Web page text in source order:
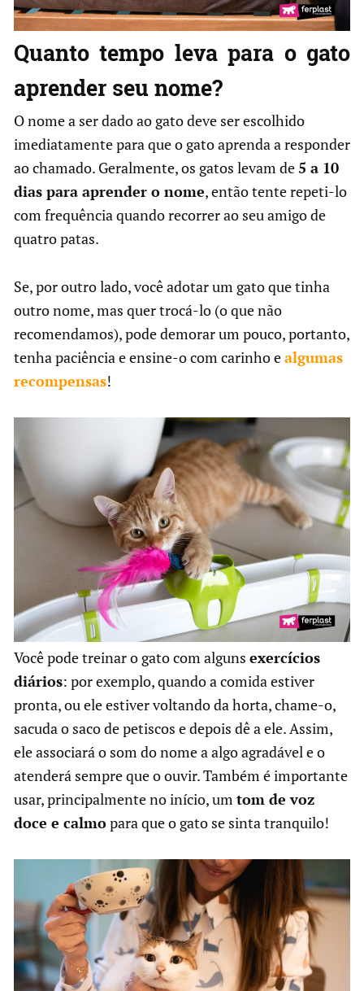
Quanto tempo leva para o gato
aprender seu nome?
O nome a ser dado ao gato deve ser escolhido
imediatamente para que o gato aprenda a responder
ao chamado. Geralmente, os gatos levam de5 a 10
dias para aprender o nome, então tente repeti-lo
com frequência quando recorrer ao seu amigo de
quatro patas.
Se, por outro lado, você adotar um gato que tinha
outro nome, mas quer trocá-lo (o que não
recomendamos), pode demorar um pouco, portanto,
tenha paciência e ensine-o com carinho ealgumas
recompensas!
Você pode treinar o gato com alguns exercícios
diários: por exemplo, quando a comida estiver
pronta, ou ele estiver voltando da horta, chame-o,
sacuda o saco de petiscos e depois dê a ele. Assim,
ele associará o som do nome a algo agradável e o
atenderá sempre que o ouvir. Também é importante
usar, principalmente no início, um tom de voz
doce e calmopara que o gato se sinta tranquilo!